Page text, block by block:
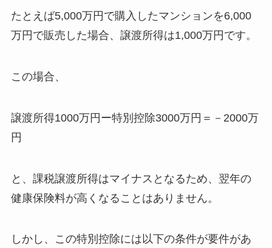
たとえば5,000万円で購入したマンションを6,000
万円で販売した場合、譲渡所得は1,000万円です。
この場合、
譲渡所得1000万円ー特別控除3000万円＝－2000万
円
と、課税譲渡所得はマイナスとなるため、翌年の
健康保険料が高くなることはありません。
しかし、この特別控除には以下の条件が要件があ